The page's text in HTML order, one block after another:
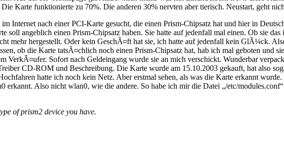
Karte funktionierte zu 70%. Die anderen 30% nervten aber tierisch. Neustart, geht
Internet nach einer PCI-Karte gesucht, die einen Prism-Chipsatz hat und hier in
soll angeblich einen Prism-Chipsatz haben. Sie hatte auf jedenfall mal einen. Ob sie
mehr hergestellt. Oder kein GeschÃ¤ft hat sie, ich hatte auf jedenfall kein GlÃ¼ck.
ob die Karte tatsÃ¤chlich noch einen Prism-Chipsatz hat, hab ich mal geboten
VerkÃ¤ufer. Sofort nach Geldeingang wurde sie an mich verschickt. Wunderbar
CD-ROM und Beschreibung. Die Karte wurde am 15.10.2003 gekauft, hat also
hatte ich noch kein Netz. Aber erstmal sehen, als was die Karte erkannt
erkannt. Also nicht wlan0, wie die andere. So habe ich mir die Datei „/etc/
of prism2 device you have.